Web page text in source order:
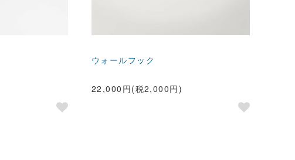
ウォールフック
22,000円(税2,000円)